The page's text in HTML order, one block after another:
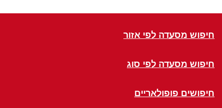
חיפוש מסעדה לפי אזור
חיפוש מסעדה לפי סוג
חיפושים פופולאריים